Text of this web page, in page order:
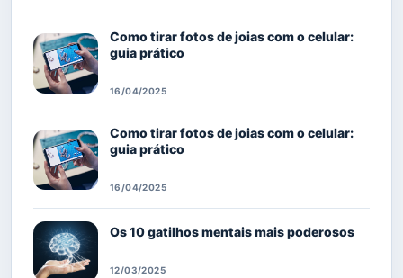
Como tirar fotos de joias com o celular:
guia prático
16/04/2025
Como tirar fotos de joias com o celular:
guia prático
16/04/2025
Os 10 gatilhos mentais mais poderosos
12/03/2025